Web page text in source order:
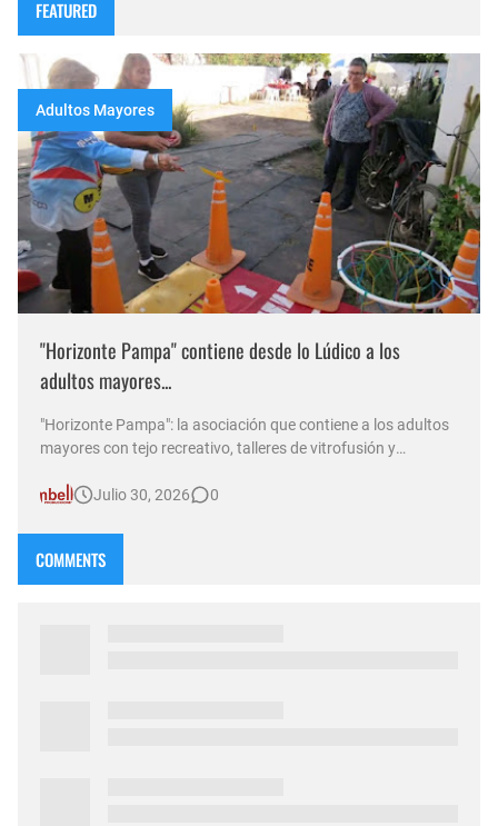
FEATURED
Adultos Mayores
"Horizonte Pampa" contiene desde lo Lúdico a los
adultos mayores...
"Horizonte Pampa": la asociación que contiene a los adultos
mayores con tejo recreativo, talleres de vitrofusión y
Radio, el presidente de la institución, Mario, repasó las
Julio 30, 2026 0
COMMENTS